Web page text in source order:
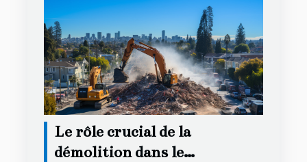
Le rôle crucial de la
démolition dans le